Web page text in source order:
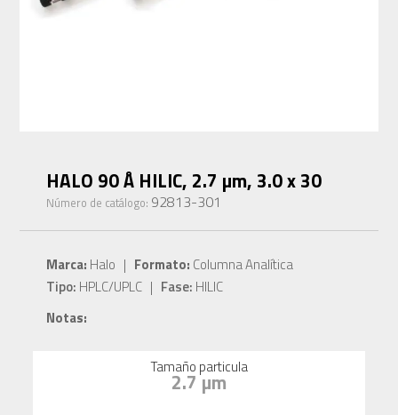
HALO 90 Å HILIC, 2.7 µm, 3.0 x 30
Número de catálogo: 92813-301
Marca: Halo | Formato: Columna Analítica
Tipo: HPLC/UPLC | Fase: HILIC
Notas:
Tamaño particula
2.7 µm